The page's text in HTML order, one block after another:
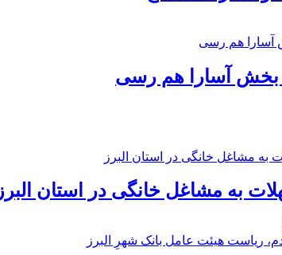
بخش آسارا هم رسی
به مشاغل خانگی در استان البرز